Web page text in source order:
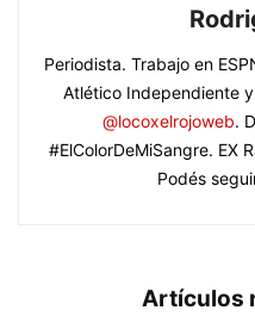
Periodista. Trabajo en
Atlético Independiente
@locoxelrojoweb.
#ElColorDeMiSangre. EX
Podés
Artículos